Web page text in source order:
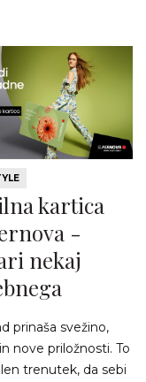
kartica
-
nekaj
prinaša svežino,
nove priložnosti. To
trenutek, da sebi